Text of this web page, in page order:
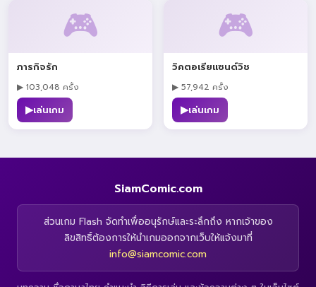
🎮
ภารกิจรัก
▶ 103,048 ครั้ง
▶เล่นเกม
🎮
วิคตอเรียแซนด์วิช
▶ 57,942 ครั้ง
▶เล่นเกม
SiamComic.com
ส่วนเกม Flash จัดทำเพื่ออนุรักษ์และระลึกถึง หากเจ้าของ
ลิขสิทธิ์ต้องการให้นำเกมออกจากเว็บให้แจ้งมาที่
info@siamcomic.com